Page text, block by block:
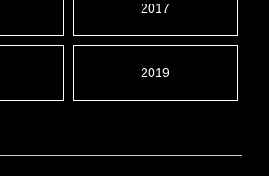
2017
2019